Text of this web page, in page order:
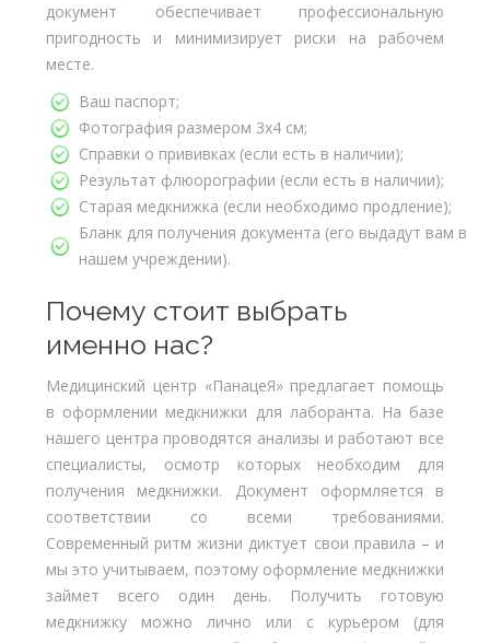
документ обеспечивает профессиональную
пригодность и минимизирует риски на рабочем
месте.
Ваш паспорт;
Фотография размером 3х4 см;
Справки о прививках (если есть в наличии);
Результат флюорографии (если есть в наличии);
Старая медкнижка (если необходимо продление);
Бланк для получения документа (его выдадут вам в
нашем учреждении).
Почему стоит выбрать
именно нас?
Медицинский центр «ПанацеЯ» предлагает помощь
в оформлении медкнижки для лаборанта. На базе
нашего центра проводятся анализы и работают все
специалисты, осмотр которых необходим для
получения медкнижки. Документ оформляется в
соответствии со всеми требованиями.
Современный ритм жизни диктует свои правила – и
мы это учитываем, поэтому оформление медкнижки
займет всего один день. Получить готовую
медкнижку можно лично или с курьером (для